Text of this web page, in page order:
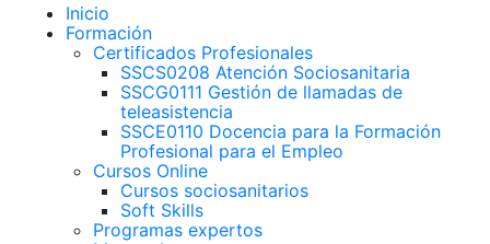
Inicio
Formación
Certificados Profesionales
SSCS0208 Atención Sociosanitaria
SSCG0111 Gestión de llamadas de
teleasistencia
SSCE0110 Docencia para la Formación
Profesional para el Empleo
Cursos Online
Cursos sociosanitarios
Soft Skills
Programas expertos